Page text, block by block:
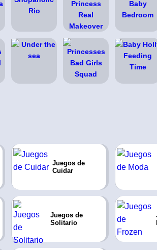
Juegos de
Cuidar
Juegos de
Solitario